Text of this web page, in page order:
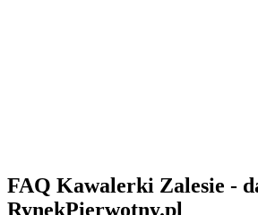
FAQ Kawalerki Zalesie -
RynekPierwotny.pl